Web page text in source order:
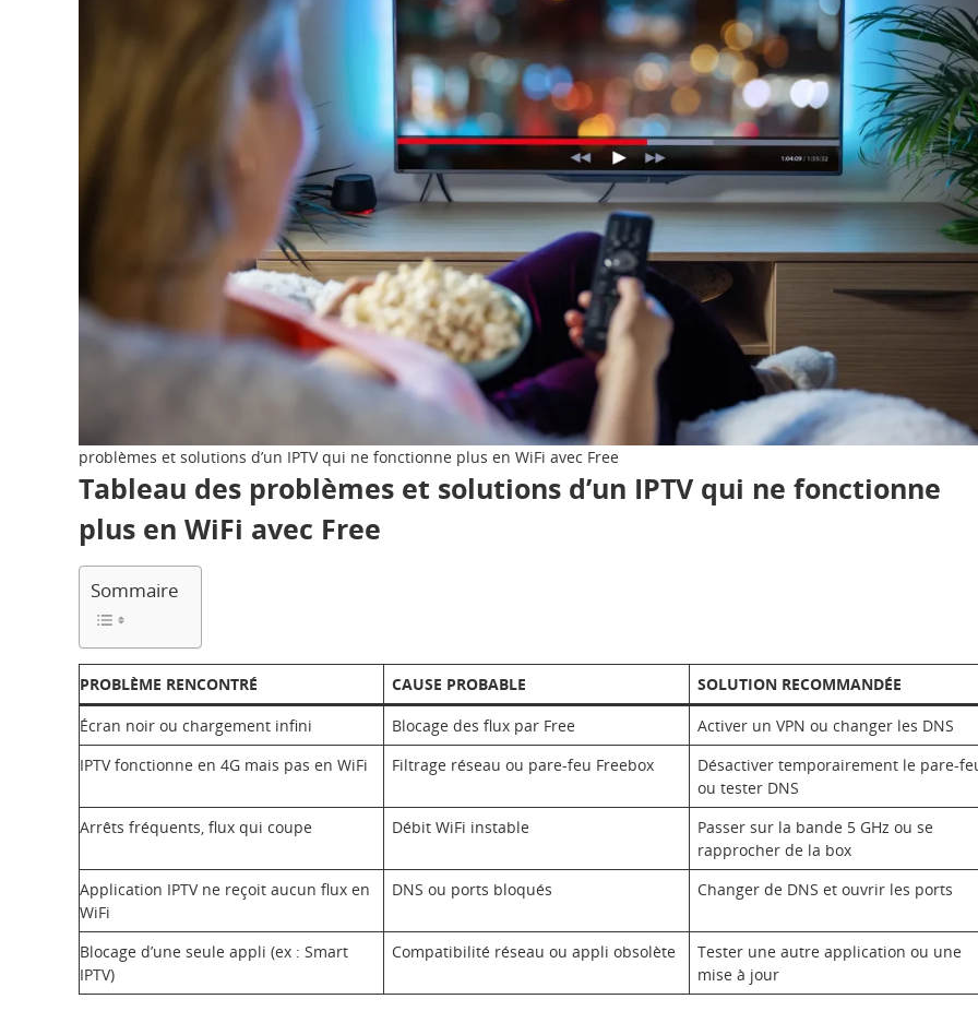
problèmes et solutions d’un IPTV qui ne fonctionne plus en WiFi avec Free
Tableau des problèmes et solutions d’un IPTV qui ne fonctionne
plus en WiFi avec Free
Sommaire
PROBLÈME RENCONTRÉ CAUSE PROBABLE
SOLUTION RECOMMANDÉE
Écran noir ou chargement infini
Blocage des flux par Free
Activer un VPN ou changer les DNS
IPTV fonctionne en 4G mais pas en WiFi
Filtrage réseau ou pare-feu Freebox
Désactiver temporairement le pare-
ou tester DNS
Arrêts fréquents, flux qui coupe
Débit WiFi instable
Passer sur la bande 5 GHz ou se
rapprocher de la box
Application IPTV ne reçoit aucun flux en
WiFi
DNS ou ports bloqués Changer de DNS et ouvrir les ports
Blocage d’une seule appli (ex : Smart
IPTV)
Compatibilité réseau ou appli obsolète
Tester une autre application ou une
mise à jour